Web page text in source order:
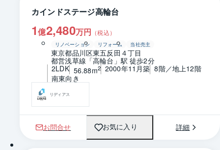
カインドステージ高輪台
1億2,480万円 （税込）
リノベーション リフォーム 当社売主
東京都品川区東五反田４丁目
都営浅草線「高輪台」駅 徒歩2分
2LDK 56.88m2 2000年11月築 8階／地上12階
南東向き
リディアス
お問合せ お気に入り 詳細
1 / 0 間取り